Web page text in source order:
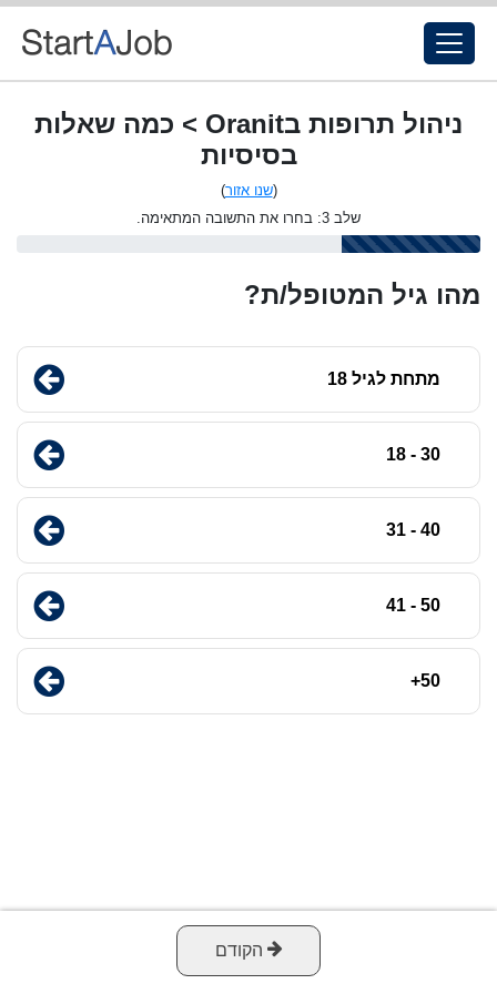
ניהול תרופות בOranit > כמה שאלות
בסיסיות
(שנו אזור)
שלב 3: בחרו את התשובה המתאימה.
מהו גיל המטופל/ת?
מתחת לגיל 18
30 - 18
40 - 31
50 - 41
50+
הקודם